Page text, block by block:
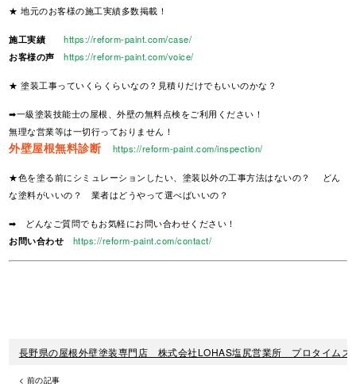
★ 地元のお客様の施工実績多数掲載！
施工実績
https://reform-paint.com/case/
お客様の声
https://reform-paint.com/voice/
★ 塗装工事っていくらくらいなの？見積りだけでもいいのかな？
➡一級塗装技能士の屋根、外壁の無料点検をご利用ください！
無理な営業等は一切行っておりません！
外壁屋根無料診断 https://reform-paint.com/inspection/
★色を塗る前にシミュレーションしたい、塗装以外の工事方法はないの？ どん
な塗料がいいの？ 業者はどうやって選べばいいの？
➡ どんなご質問でもお気軽にお問い合わせください！
お問い合わせ
https://reform-paint.com/contact/
長野県の屋根外壁塗装専門店 株式会社LOHAS塩尻営業所 プロタイムズ
< 前の記事